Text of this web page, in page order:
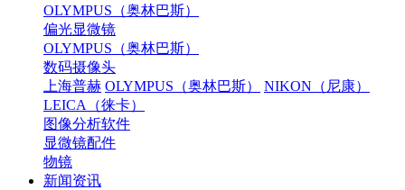
OLYMPUS（奥林巴斯）
偏光显微镜
OLYMPUS（奥林巴斯）
数码摄像头
上海普赫 OLYMPUS（奥林巴斯）
NIKON（尼康）
LEICA（徕卡）
图像分析软件
显微镜配件
物镜
新闻资讯